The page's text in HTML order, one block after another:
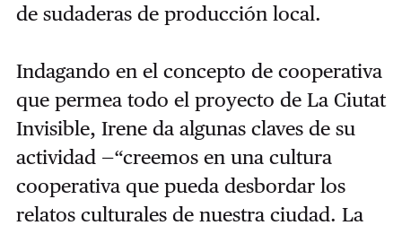
de sudaderas de producción local.
Indagando en el concepto de cooperativa
que permea todo el proyecto de La Ciutat
Invisible, Irene da algunas claves de su
actividad —“creemos en una cultura
cooperativa que pueda desbordar los
relatos culturales de nuestra ciudad. La